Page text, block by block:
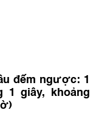
đếm ngược: 1
1 giây, khoảng